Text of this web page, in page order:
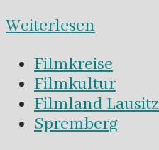
Weiterlesen
Filmkreise
Filmkultur
Filmland Lausitz
Spremberg